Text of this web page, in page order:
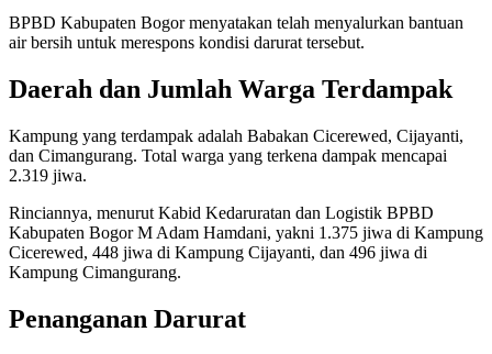
BPBD Kabupaten Bogor menyatakan telah menyalurkan bantuan
air bersih untuk merespons kondisi darurat tersebut.
Daerah dan Jumlah Warga Terdampak
Kampung yang terdampak adalah Babakan Cicerewed, Cijayanti,
dan Cimangurang. Total warga yang terkena dampak mencapai
2.319 jiwa.
Rinciannya, menurut Kabid Kedaruratan dan Logistik BPBD
Kabupaten Bogor M Adam Hamdani, yakni 1.375 jiwa di Kampung
Cicerewed, 448 jiwa di Kampung Cijayanti, dan 496 jiwa di
Kampung Cimangurang.
Penanganan Darurat